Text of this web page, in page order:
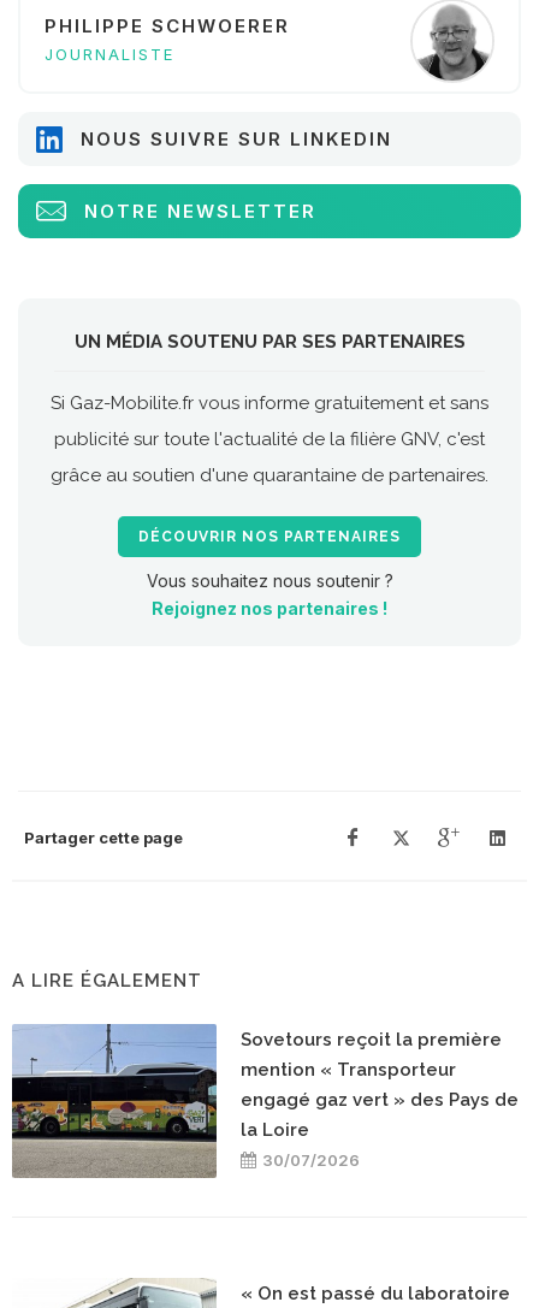
PHILIPPE SCHWOERER
JOURNALISTE
NOUS SUIVRE SUR LINKEDIN
NOTRE NEWSLETTER
UN MÉDIA SOUTENU PAR SES PARTENAIRES
Si Gaz-Mobilite.fr vous informe gratuitement et sans
publicité sur toute l'actualité de la filière GNV, c'est
grâce au soutien d'une quarantaine de partenaires.
DÉCOUVRIR NOS PARTENAIRES
Vous souhaitez nous soutenir ?
Rejoignez nos partenaires !
Partager cette page
A LIRE ÉGALEMENT
Sovetours reçoit la première
mention « Transporteur
engagé gaz vert » des Pays de
la Loire
30/07/2026
« On est passé du laboratoire